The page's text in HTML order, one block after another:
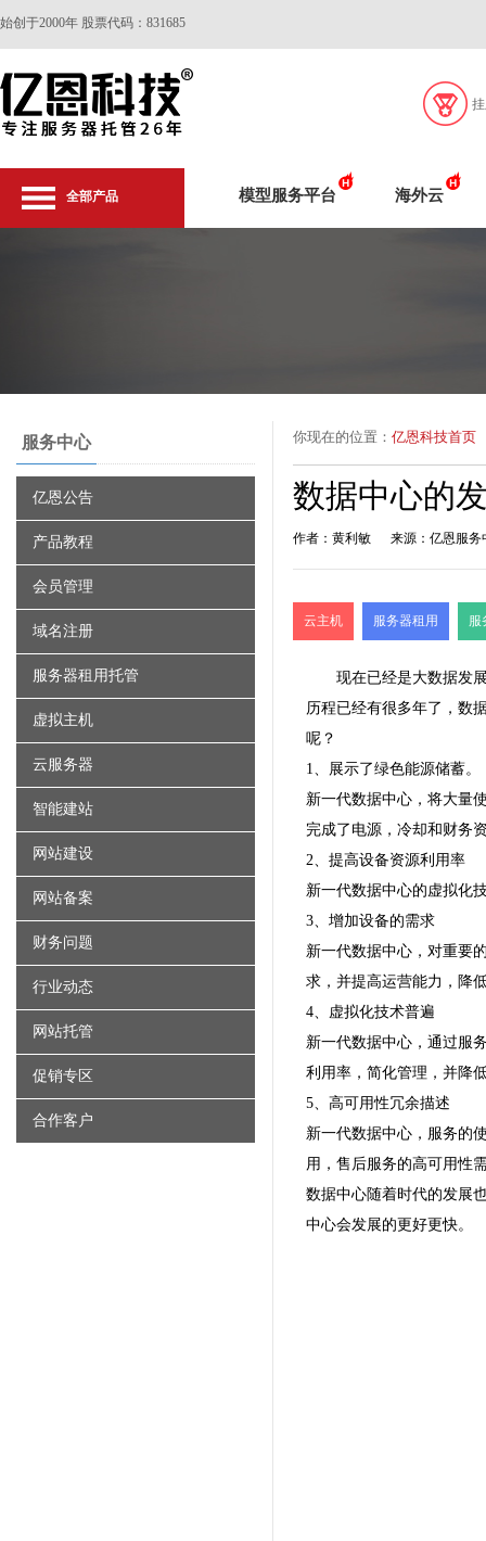
始创于2000年 股票代码：831685
全部产品 模型服务平台 海外云
服务中心
亿恩公告
产品教程
会员管理
域名注册
服务器租用托管
虚拟主机
云服务器
智能建站
网站建设
网站备案
财务问题
行业动态
网站托管
促销专区
合作客户
你现在的位置： 亿恩科技首页
数据中心的
作者：黄利敏 来源：亿恩服务
云主机 服务器租用 服
现在已经是大数据发
历程已经有很多年了，数
呢？
1、展示了绿色能源储蓄。
新一代数据中心，将大量
完成了电源，冷却和财务
2、提高设备资源利用率
新一代数据中心的虚拟化
3、增加设备的需求
新一代数据中心，对重要
求，并提高运营能力，降
4、虚拟化技术普遍
新一代数据中心，通过服
利用率，简化管理，并降
5、高可用性冗余描述
新一代数据中心，服务的
用，售后服务的高可用性
数据中心随着时代的发展
中心会发展的更好更快。